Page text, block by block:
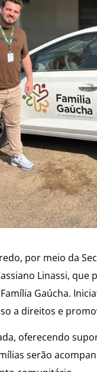
por meio da
Linassi,
Gaúcha.
a direitos e
oferecendo
serão